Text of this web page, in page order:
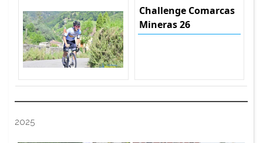
Challenge Comarcas
Mineras 26
2025